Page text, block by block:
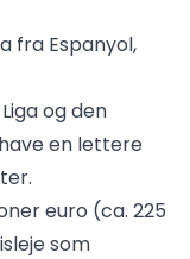
fra Espanyol,
og den
en lettere
euro (ca. 225
som